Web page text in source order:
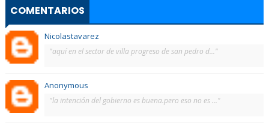
COMENTARIOS
Nicolastavarez
"aquí en el sector de villa progreso de san pedro d..."
Anonymous
"la intención del gobierno es buena.pero eso no es ..."